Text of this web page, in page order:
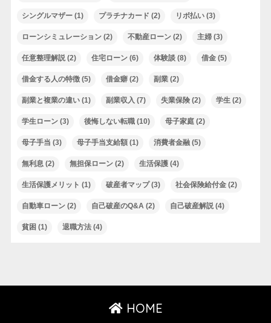
シングルマザー(1) プラチナカード (2) リボ払い(3)
ローンシミュレーション(2) 不動産ローン(2) 主婦(3)
任意整理解説(2) 住宅ローン(6) 体験談(8) 借金(5)
借金する人の特徴(5) 借金癖(2) 副業(2)
副業と複業の違い(1) 副業収入 (7) 失業保険(2) 学生(2)
学生ローン(3) 後悔しない転職(10) 母子家庭(2)
母子手当 (3) 母子手当支給額(1) 消費者金融(5)
無利息(2) 無担保ローン(2) 生活保護(4)
生活保護メリット (1) 破産者マップ(3) 社会保険給付金(2)
自動車ローン(2) 自己破産のQ&A(2) 自己破産解説(4)
貧困 (1) 退職方法(4)
HOME